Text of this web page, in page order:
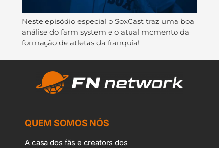
Neste episódio especial o SoxCast traz uma boa
análise do farm system e o atual momento da
formação de atletas da franquia!
QUEM SOMOS NÓS
A casa dos fãs e creators dos